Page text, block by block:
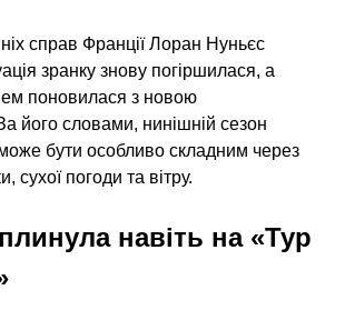
справ Франції Лоран Нуньєс
зранку знову погіршилася, а
поновилася з новою
його словами, нинішній сезон
бути особливо складним через
сухої погоди та вітру.
навіть на «Тур